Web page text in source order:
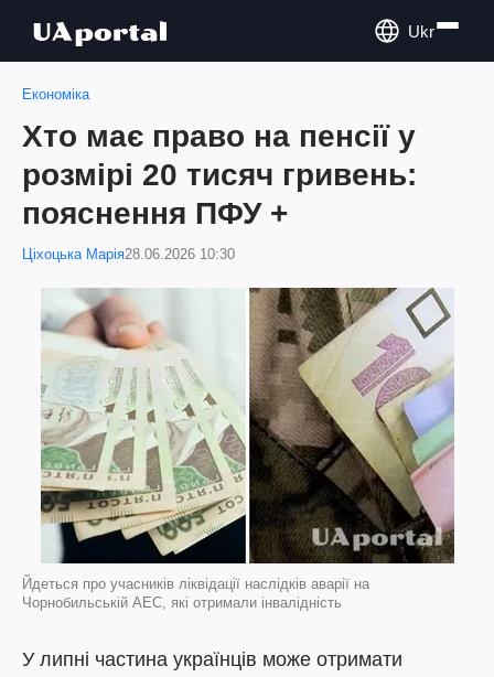
Ukr
Економіка
Хто має право на пенсії у
розмірі 20 тисяч гривень:
пояснення ПФУ +
Ціхоцька Марія28.06.2026 10:30
Йдеться про учасників ліквідації наслідків аварії на
Чорнобильській АЕС, які отримали інвалідність
У липні частина українців може отримати